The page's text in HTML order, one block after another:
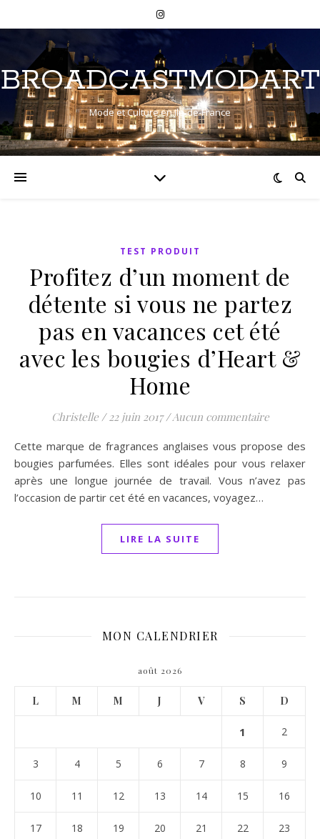
BROADCASTMODART
Mode et Culture en Ile-de-France
TEST PRODUIT
Profitez d’un moment de
détente si vous ne partez
pas en vacances cet été
avec les bougies d’Heart &
Home
Christelle / 22 juin 2017 /Aucun commentaire
Cette marque de fragrances anglaises vous propose des
bougies parfumées. Elles sont idéales pour vous relaxer
après une longue journée de travail. Vous n’avez pas
l’occasion de partir cet été en vacances, voyagez…
LIRE LA SUITE
MON CALENDRIER
août 2026
L M M J V S D
1 2
3 4 5 6 7 8 9
10 11 12 13 14 15 16
17 18 19 20 21 22 23